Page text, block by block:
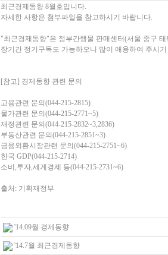
최근경제동향 8월호입니다.
자세한 사항은 첨부파일을 참고하시기 바랍니다.
"최근경제동향"은 정부간행물 판매센터(서울 중구
장기간 정기구독도 가능하오니 많이 애용하여 주시
[참고] 경제동향 관련 문의
고용관련 문의(044-215-2815)
물가관련 문의(044-215-2771~5)
재정관련 문의(044-215-2832~3,2836)
부동산관련 문의(044-215-2851~3)
금융외환시장관련 문의(044-215-2751~6)
한국 GDP(044-215-2714)
소비,투자,세계경제 등(044-215-2731~6)
출처: 기획재정부
'14.09월 경제동향
'14.7월 최근경제동향